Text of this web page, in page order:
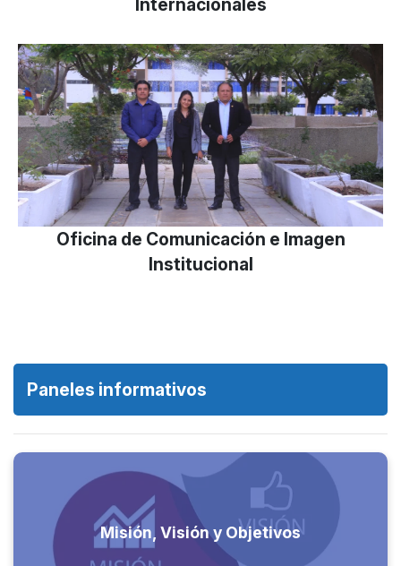
Oficina de Comunicación e Imagen
Institucional
Paneles informativos
Misión, Visión y Objetivos